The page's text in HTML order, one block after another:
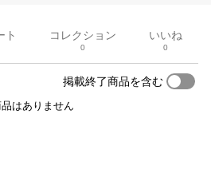
ト コレクション
0
いいね
0
掲載終了商品を含む
はありません